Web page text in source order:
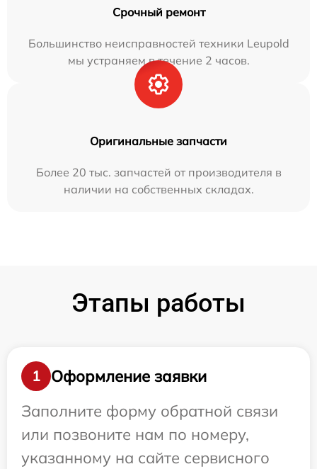
Срочный ремонт
Большинство неисправностей техники Leupold
мы устраняем в течение 2 часов.
Оригинальные запчасти
Более 20 тыс. запчастей от производителя в
наличии на собственных складах.
Этапы работы
1
Оформление заявки
Заполните форму обратной связи
или позвоните нам по номеру,
указанному на сайте сервисного